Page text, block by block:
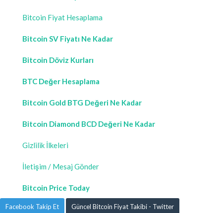
Bitcoin Fiyat Hesaplama
Bitcoin SV Fiyatı Ne Kadar
Bitcoin Döviz Kurları
BTC Değer Hesaplama
Bitcoin Gold BTG Değeri Ne Kadar
Bitcoin Diamond BCD Değeri Ne Kadar
Gizlilik İlkeleri
İletişim / Mesaj Gönder
Bitcoin Price Today
Facebook Takip Et Güncel Bitcoin Fiyat Takibi - Twitter